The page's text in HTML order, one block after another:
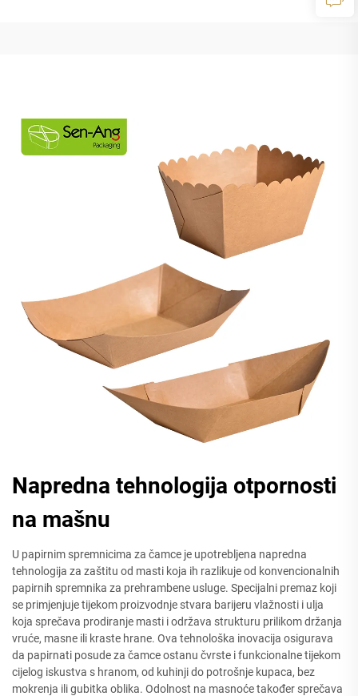
Napredna tehnologija otpornosti
na mašnu
U papirnim spremnicima za čamce je upotrebljena napredna
tehnologija za zaštitu od masti koja ih razlikuje od konvencionalnih
papirnih spremnika za prehrambene usluge. Specijalni premaz koji
se primjenjuje tijekom proizvodnje stvara barijeru vlažnosti i ulja
koja sprečava prodiranje masti i održava strukturu prilikom držanja
vruće, masne ili kraste hrane. Ova tehnološka inovacija osigurava
da papirnati posude za čamce ostanu čvrste i funkcionalne tijekom
cijelog iskustva s hranom, od kuhinji do potrošnje kupaca, bez
mokrenja ili gubitka oblika. Odolnost na masnoće također sprečava